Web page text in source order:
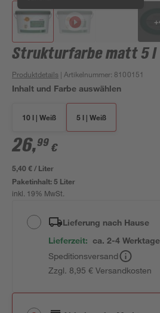
+
Strukturfarbe matt 5 l
Produktdetails | Artikelnummer: 8100151
Inhalt und Farbe auswählen
10 l | Weiß 5 l | Weiß
26,99 €
5,40 € / Liter
Paketinhalt:5 Liter
inkl. 19% MwSt.
Lieferung nach Hause
Lieferzeit: ca. 2-4 Werktage
Speditionsversand
Zzgl. 8,95 € Versandkosten